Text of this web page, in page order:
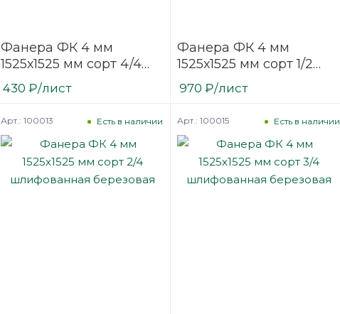
Фанера ФК 4 мм
1525х1525 мм сорт 4/4
нешлифованная
березовая
430 ₽/лист
Фанера ФК 4 мм
1525х1525 мм сорт 1/2
шлифованная
березовая
970 ₽/лист
Есть в наличии
Арт.: 100013 Есть в наличии
Арт.: 100015